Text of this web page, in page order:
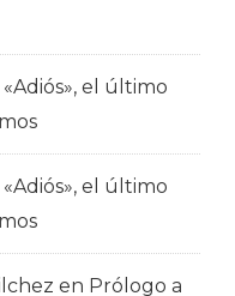
el último
el último
en Prólogo a